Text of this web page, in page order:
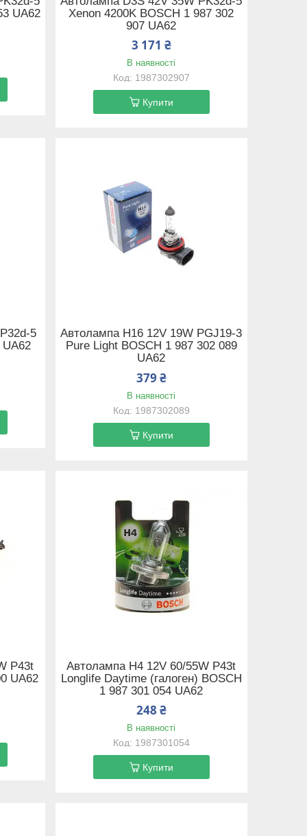
UA62
Xenon 4200K BOSCH 1 987 302
907 UA62
3 171 ₴
В наявності
1987302907
Купити
5
UA62
Автолампа H16 12V 19W PGJ19-3
Pure Light BOSCH 1 987 302 089
UA62
379 ₴
В наявності
1987302089
Купити
P43t
UA62
Автолампа H4 12V 60/55W P43t
Longlife Daytime (галоген) BOSCH
1 987 301 054 UA62
248 ₴
В наявності
1987301054
Купити